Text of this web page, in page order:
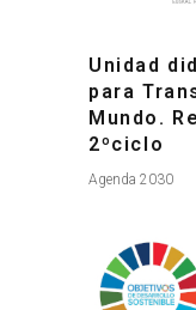
Unidad
para
Mundo.
2ºciclo
Agenda 2030